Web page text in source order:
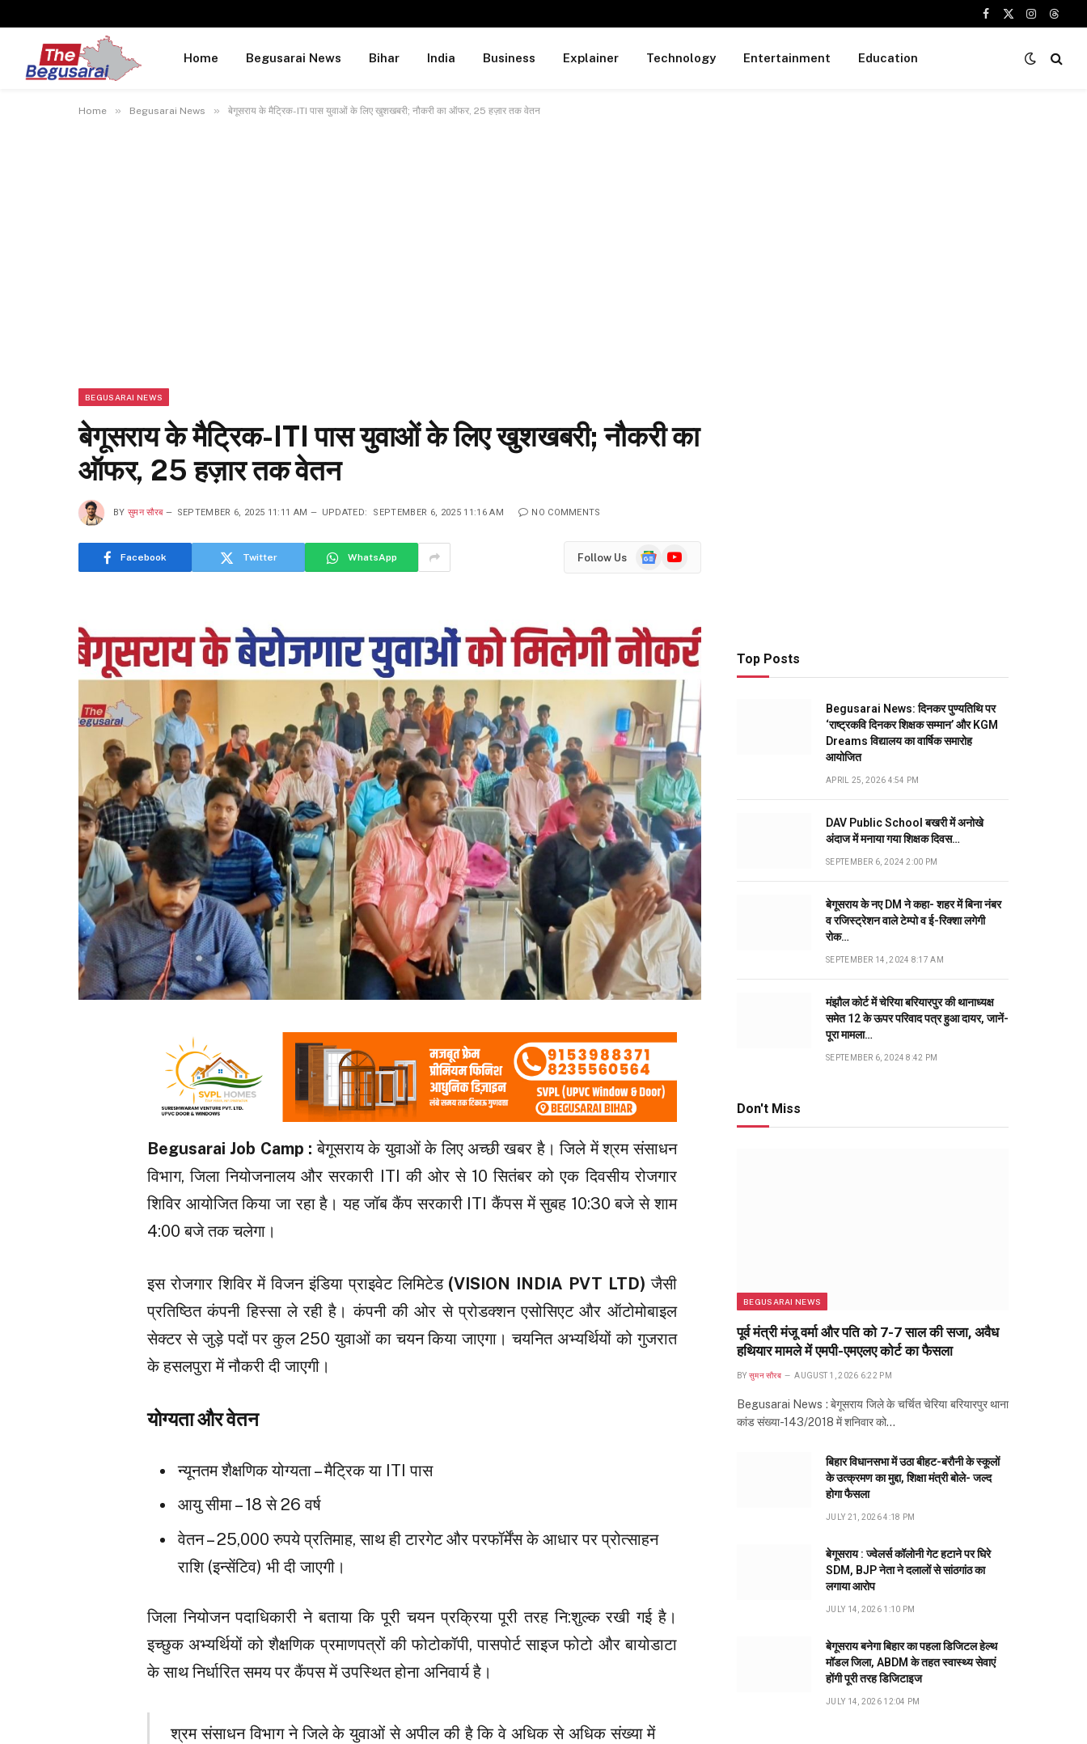
Facebook
X
Instagram
Home Begusarai News Bihar India Business Explainer Technology Entertainment Education
Home » Begusarai News » बेगूसराय के मैट्रिक-ITI पास युवाओं के लिए खुशखबरी; नौकरी का ऑफर, 25 हज़ार तक वेतन
BEGUSARAI NEWS
बेगूसराय के मैट्रिक-ITI पास युवाओं के लिए खुशखबरी; नौकरी का
ऑफर, 25 हज़ार तक वेतन
BY सुमन सौरब SEPTEMBER 6, 2025 11:11 AM UPDATED: SEPTEMBER 6, 2025 11:16 AM NO COMMENTS
Facebook Twitter WhatsApp Follow Us
GoogleYouTube
Begusarai Job Camp : बेगूसराय के युवाओं के लिए अच्छी खबर है। जिले में श्रम संसाधन
विभाग, जिला नियोजनालय और सरकारी ITI की ओर से 10 सितंबर को एक दिवसीय रोजगार
शिविर आयोजित किया जा रहा है। यह जॉब कैंप सरकारी ITI कैंपस में सुबह 10:30 बजे से शाम
4:00 बजे तक चलेगा।
इस रोजगार शिविर में विजन इंडिया प्राइवेट लिमिटेड(VISION INDIA PVT LTD)जैसी
प्रतिष्ठित कंपनी हिस्सा ले रही है। कंपनी की ओर से प्रोडक्शन एसोसिएट और ऑटोमोबाइल
सेक्टर से जुड़े पदों पर कुल 250 युवाओं का चयन किया जाएगा। चयनित अभ्यर्थियों को गुजरात
के हसलपुरा में नौकरी दी जाएगी।
योग्यता और वेतन
न्यूनतम शैक्षणिक योग्यता – मैट्रिक या ITI पास
आयु सीमा – 18 से 26 वर्ष
वेतन – 25,000 रुपये प्रतिमाह, साथ ही टारगेट और परफॉर्मेंस के आधार पर प्रोत्साहन
राशि (इन्सेंटिव) भी दी जाएगी।
जिला नियोजन पदाधिकारी ने बताया कि पूरी चयन प्रक्रिया पूरी तरह नि:शुल्क रखी गई है।
इच्छुक अभ्यर्थियों को शैक्षणिक प्रमाणपत्रों की फोटोकॉपी, पासपोर्ट साइज फोटो और बायोडाटा
के साथ निर्धारित समय पर कैंपस में उपस्थित होना अनिवार्य है।
श्रम संसाधन विभाग ने जिले के युवाओं से अपील की है कि वे अधिक से अधिक संख्या में
Top Posts
Begusarai News: दिनकर पुण्यतिथि पर
‘राष्ट्रकवि दिनकर शिक्षक सम्मान’ और KGM
Dreams विद्यालय का वार्षिक समारोह
आयोजित
APRIL 25, 2026 4:54 PM
DAV Public School बखरी में अनोखे
अंदाज में मनाया गया शिक्षक दिवस…
SEPTEMBER 6, 2024 2:00 PM
बेगूसराय के नए DM ने कहा- शहर में बिना नंबर
व रजिस्ट्रेशन वाले टेम्पो व ई-रिक्शा लगेगी
रोक…
SEPTEMBER 14, 2024 8:17 AM
मंझौल कोर्ट में चेरिया बरियारपुर की थानाध्यक्ष
समेत 12 के ऊपर परिवाद पत्र हुआ दायर, जानें-
पूरा मामला…
SEPTEMBER 6, 2024 8:42 PM
Don't Miss
BEGUSARAI NEWS
पूर्व मंत्री मंजू वर्मा और पति को 7-7 साल की सजा, अवैध
हथियार मामले में एमपी-एमएलए कोर्ट का फैसला
BY सुमन सौरब AUGUST 1, 2026 6:22 PM
Begusarai News : बेगूसराय जिले के चर्चित चेरिया बरियारपुर थाना
कांड संख्या-143/2018 में शनिवार को…
बिहार विधानसभा में उठा बीहट-बरौनी के स्कूलों
के उत्क्रमण का मुद्दा, शिक्षा मंत्री बोले- जल्द
होगा फैसला
JULY 21, 2026 4:18 PM
बेगूसराय : ज्वेलर्स कॉलोनी गेट हटाने पर घिरे
SDM, BJP नेता ने दलालों से सांठगांठ का
लगाया आरोप
JULY 14, 2026 1:10 PM
बेगूसराय बनेगा बिहार का पहला डिजिटल हेल्थ
मॉडल जिला, ABDM के तहत स्वास्थ्य सेवाएं
होंगी पूरी तरह डिजिटाइज
JULY 14, 2026 12:04 PM